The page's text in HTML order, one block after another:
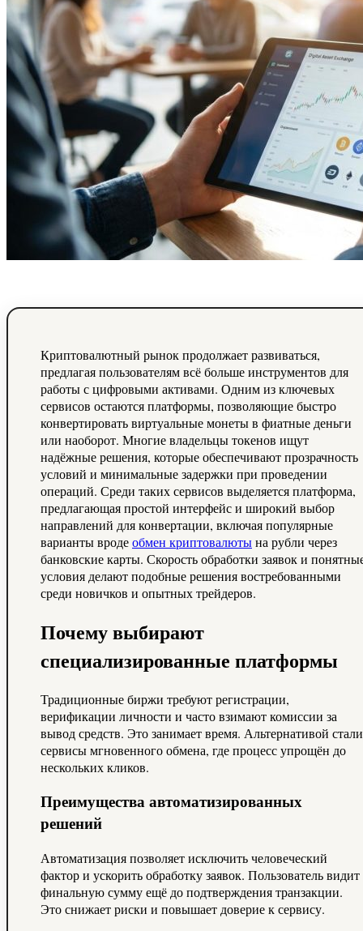
Криптовалютный рынок продолжает развиваться,
предлагая пользователям всё больше инструментов для
работы с цифровыми активами. Одним из ключевых
сервисов остаются платформы, позволяющие быстро
конвертировать виртуальные монеты в фиатные деньги
или наоборот. Многие владельцы токенов ищут
надёжные решения, которые обеспечивают прозрачность
условий и минимальные задержки при проведении
операций. Среди таких сервисов выделяется платформа,
предлагающая простой интерфейс и широкий выбор
направлений для конвертации, включая популярные
варианты вродеобмен криптовалютына рубли через
банковские карты. Скорость обработки заявок и
условия делают подобные решения востребованными
среди новичков и опытных трейдеров.
Почему выбирают
специализированные платформы
Традиционные биржи требуют регистрации,
верификации личности и часто взимают комиссии за
вывод средств. Это занимает время. Альтернативой стали
сервисы мгновенного обмена, где процесс упрощён до
нескольких кликов.
Преимущества автоматизированных
решений
Автоматизация позволяет исключить человеческий
фактор и ускорить обработку заявок. Пользователь видит
финальную сумму ещё до подтверждения транзакции.
Это снижает риски и повышает доверие к сервису.